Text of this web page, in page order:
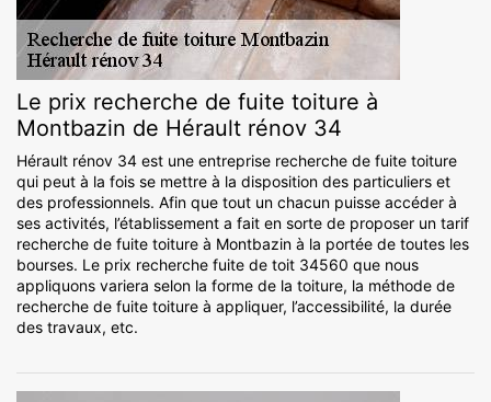
Le prix recherche de fuite toiture à
Montbazin de Hérault rénov 34
Hérault rénov 34 est une entreprise recherche de fuite toiture
qui peut à la fois se mettre à la disposition des particuliers et
des professionnels. Afin que tout un chacun puisse accéder à
ses activités, l’établissement a fait en sorte de proposer un tarif
recherche de fuite toiture à Montbazin à la portée de toutes les
bourses. Le prix recherche fuite de toit 34560 que nous
appliquons variera selon la forme de la toiture, la méthode de
recherche de fuite toiture à appliquer, l’accessibilité, la durée
des travaux, etc.